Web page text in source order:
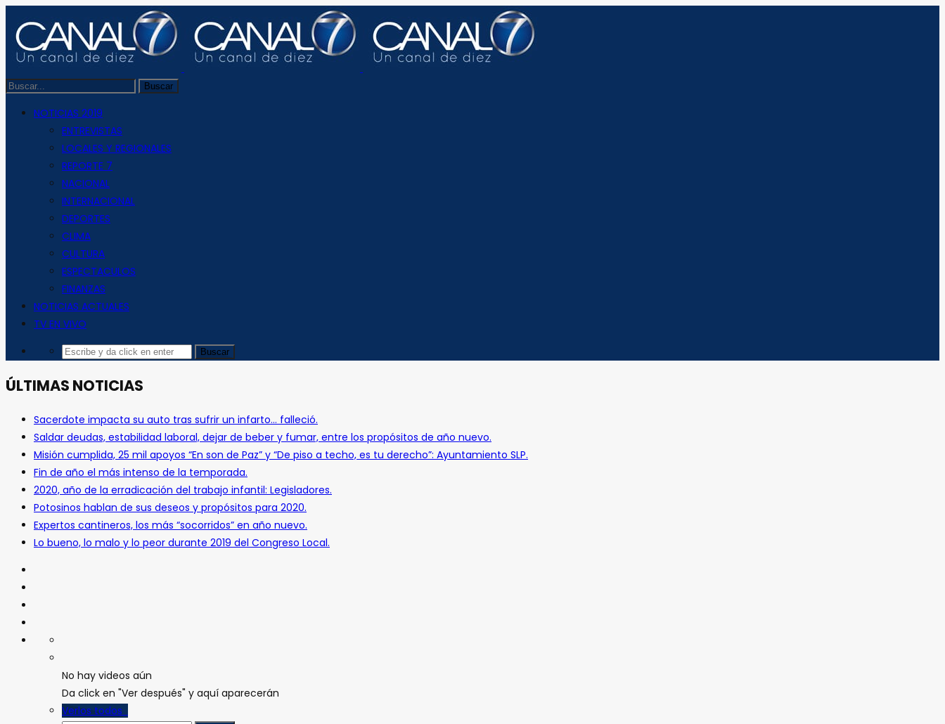
NOTICIAS 2019
ENTREVISTAS
LOCALES Y REGIONALES
REPORTE 7
NACIONAL
INTERNACIONAL
DEPORTES
CLIMA
CULTURA
ESPECTACULOS
FINANZAS
NOTICIAS ACTUALES
TV EN VIVO
ÚLTIMAS NOTICIAS
Sacerdote impacta su auto tras sufrir un infarto… falleció.
Saldar deudas, estabilidad laboral, dejar de beber y fumar, entre los propósitos de año nuevo.
Misión cumplida, 25 mil apoyos “En son de Paz” y “De piso a techo, es tu derecho”: Ayuntamiento SLP.
Fin de año el más intenso de la temporada.
2020, año de la erradicación del trabajo infantil: Legisladores.
Potosinos hablan de sus deseos y propósitos para 2020.
Expertos cantineros, los más “socorridos” en año nuevo.
Lo bueno, lo malo y lo peor durante 2019 del Congreso Local.
No hay videos aún
Da click en "Ver después" y aquí aparecerán
Verlos todos